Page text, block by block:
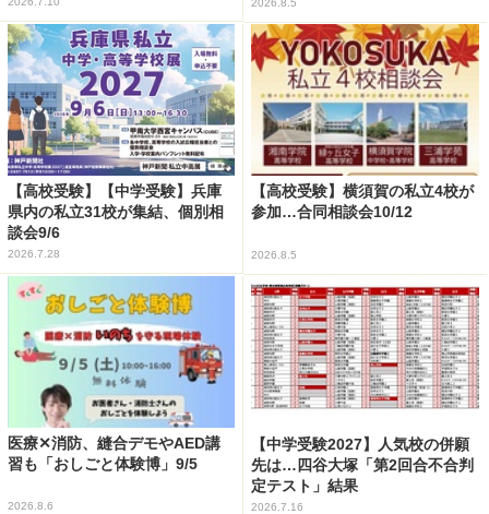
2026.8.5
【高校受験】【中学受験】兵庫
県内の私立31校が集結、個別相
談会9/6
2026.7.28
【高校受験】横須賀の私立4校が
参加…合同相談会10/12
2026.8.5
医療✕消防、縫合デモやAED講
習も「おしごと体験博」9/5
2026.8.6
【中学受験2027】人気校の併願
先は…四谷大塚「第2回合不合判
定テスト」結果
2026.7.16